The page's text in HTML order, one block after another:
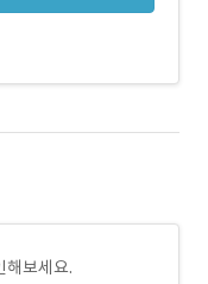
해보세요.